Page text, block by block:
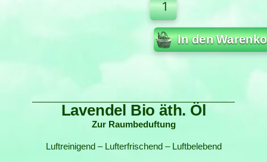
In den
Lavendel Bio äth. Öl
Zur Raumbeduftung
Luftreinigend – Lufterfrischend – Luftbelebend